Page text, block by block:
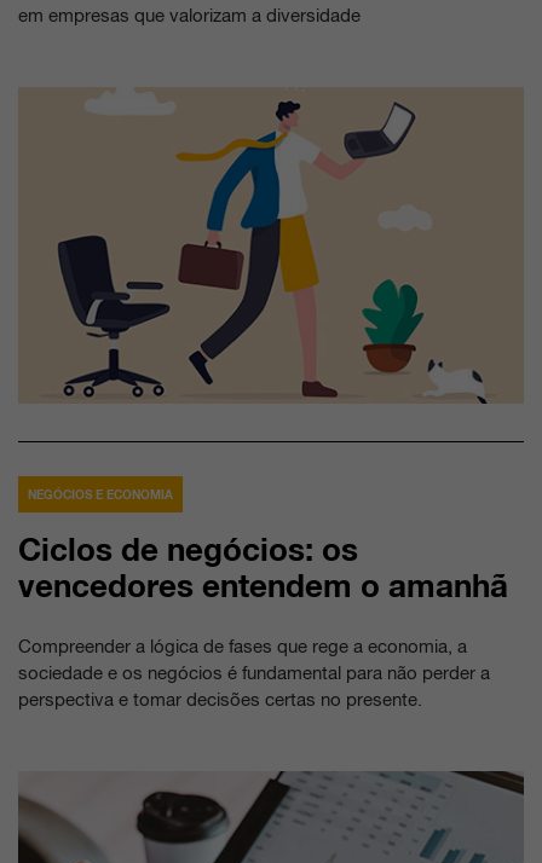
em empresas que valorizam a diversidade
NEGÓCIOS E ECONOMIA
Ciclos de negócios: os
vencedores entendem o amanhã
Compreender a lógica de fases que rege a economia, a
sociedade e os negócios é fundamental para não perder a
perspectiva e tomar decisões certas no presente.